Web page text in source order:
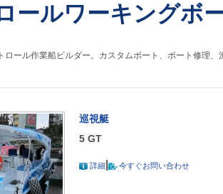
ールワーキングボ
ロール作業船ビルダー。カスタムボート、ボート修理
巡視艇
5 GT
詳細 今すぐお問い合わせ